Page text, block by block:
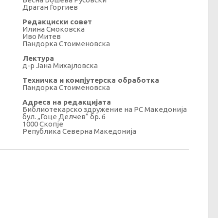
Драган Ѓоргиев
Редакциски совет
Илина Смоковска
Иво Митев
Пандорка Стоименовска
Лектура
д-р Јана Михајловска
Техничка и компјутерска обработка
Пандорка Стоименовска
Адреса на редакцијата
Библиотекарско здружение на РС Македонија
бул. „Гоце Делчев“ бр. 6
1000 Скопје
Република Северна Македонија